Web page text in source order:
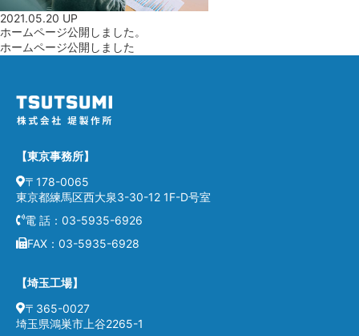
2021.05.20 UP
ホームページ公開しました。
ホームページ公開しました
【東京事務所】
〒178-0065
東京都練馬区西大泉3-30-12 1F-D号室
電 話： 03-5935-6926
FAX：03-5935-6928
【埼玉工場】
〒365-0027
埼玉県鴻巣市上谷2265-1